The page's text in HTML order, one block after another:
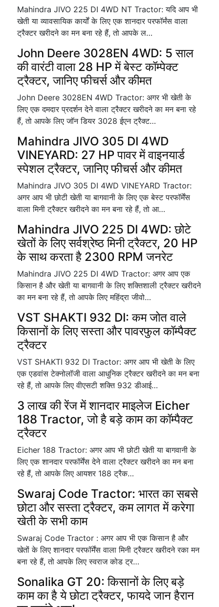
Mahindra JIVO 225 DI 4WD NT Tractor: यदि आप भी
खेती या व्यावसायिक कार्यों के लिए एक शानदार परफॉर्मंस वाला
ट्रैक्टर खरीदने का मन बना रहे हैं, तो आपके ल…
John Deere 3028EN 4WD: 5 साल
की वारंटी वाला 28 HP में बेस्ट कॉम्पेक्ट
ट्रैक्टर, जानिए फीचर्स और कीमत
John Deere 3028EN 4WD Tractor: अगर भी खेती के
लिए एक दमदार प्रदर्शन देने वाला ट्रैक्टर खरीदने का मन बना रहे
हैं, तो आपके लिए जॉन डियर 3028 ईएन ट्रैक्ट…
Mahindra JIVO 305 DI 4WD
VINEYARD: 27 HP पावर में वाइनयार्ड
स्पेशल ट्रैक्टर, जानिए फीचर्स और कीमत
Mahindra JIVO 305 DI 4WD VINEYARD Tractor:
अगर आप भी छोटी खेती या बागवानी के लिए एक बेस्ट परफॉर्मेंस
वाला मिनी ट्रैक्टर खरीदने का मन बना रहे हैं, तो आ…
Mahindra JIVO 225 DI 4WD: छोटे
खेतों के लिए सर्वश्रेष्ठ मिनी ट्रैक्टर, 20 HP
के साथ करता है 2300 RPM जनरेट
Mahindra JIVO 225 DI 4WD Tractor: अगर आप एक
किसान है और खेती या बागवानी के लिए शक्तिशाली ट्रैक्टर खरीदने
का मन बना रहे हैं, तो आपके लिए महिंद्रा जीवो…
VST SHAKTI 932 DI: कम जोत वाले
किसानों के लिए सस्ता और पावरफुल कॉम्पैक्ट
ट्रैक्टर
VST SHAKTI 932 DI Tractor: अगर आप भी खेती के लिए
एक एडवांस टेक्नोलॉजी वाला आधुनिक ट्रैक्टर खरीदने का मन बना
रहे हैं, तो आपके लिए वीएसटी शक्ति 932 डीआई…
3 लाख की रेंज में शानदार माइलेज Eicher
188 Tractor, जो है बड़े काम का कॉम्पैक्ट
ट्रैक्टर
Eicher 188 Tractor: अगर आप भी छोटी खेती या बागवानी के
लिए एक शानदार परफॉर्मेंस देने वाला ट्रैक्टर खरीदने का मन बना
रहे हैं, तो आपके लिए आयशर 188 ट्रैक…
Swaraj Code Tractor: भारत का सबसे
छोटा और सस्ता ट्रैक्टर, कम लागत में करेगा
खेती के सभी काम
Swaraj Code Tractor : अगर आप भी एक किसान है और
खेतों के लिए शानदार परफॉर्मेंस वाला मिनी ट्रैक्टर खरीदने रका मन
बना रहे हैं, तो आपके लिए स्वराज कोड ट्र…
Sonalika GT 20: किसानों के लिए बड़े
काम का है ये छोटा ट्रैक्टर, फायदे जान हैरान